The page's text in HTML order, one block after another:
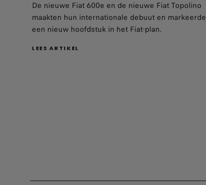
LEES ARTIKEL